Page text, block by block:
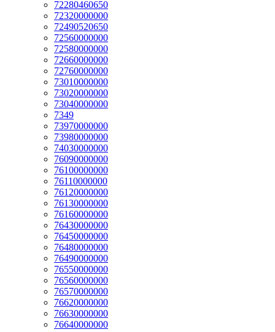
72280460650
72320000000
72490520650
72560000000
72580000000
72660000000
72760000000
73010000000
73020000000
73040000000
7349
73970000000
73980000000
74030000000
76090000000
76100000000
76110000000
76120000000
76130000000
76160000000
76430000000
76450000000
76480000000
76490000000
76550000000
76560000000
76570000000
76620000000
76630000000
76640000000